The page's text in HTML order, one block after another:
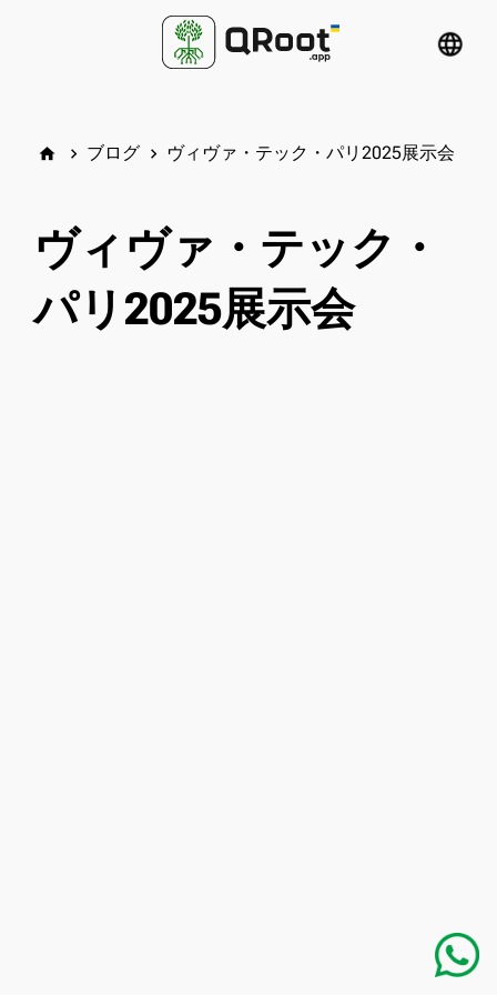
language
home keyboard_arrow_right ブログ keyboard_arrow_right ヴィヴァ・テック・パリ2025展示会
ヴィヴァ・テック・
パリ2025展示会